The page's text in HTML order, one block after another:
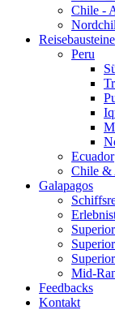
Chile -
Reisebausteine
Peru
Ecuador
Chile &
Galapagos
Mid-
Feedbacks
Kontakt